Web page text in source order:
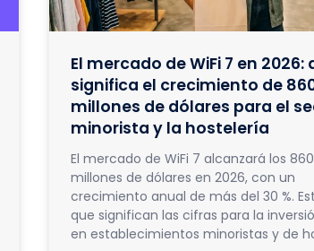
El mercado de WiFi 7 en 2026:
significa el crecimiento de
millones de dólares para el
minorista y la hostelería
El mercado de WiFi 7 alcanzará los
millones de dólares en 2026, con un
crecimiento anual de más del 30 %.
que significan las cifras para la
en establecimientos minoristas y de